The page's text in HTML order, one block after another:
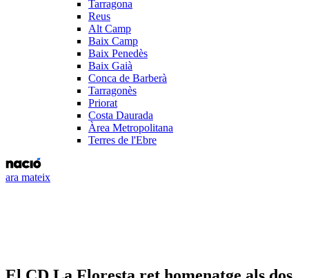
Tarragona
Reus
Alt Camp
Baix Camp
Baix Penedès
Baix Gaià
Conca de Barberà
Tarragonès
Priorat
Costa Daurada
Àrea Metropolitana
Terres de l'Ebre
ara mateix